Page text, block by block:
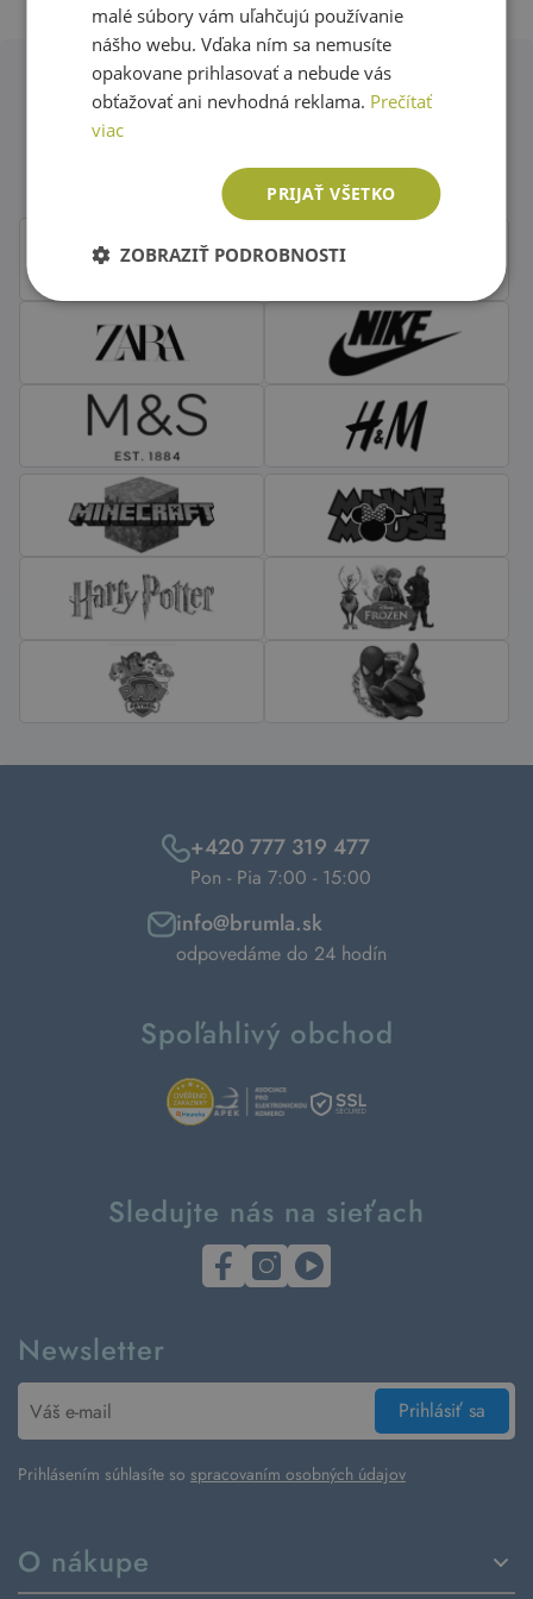
Obľúbené značky second hand
oblečenia
O nákupe
+420 777 319 477
Pon - Pia 7:00 - 15:00
info@brumla.sk
odpovedáme do 24 hodín
Spoľahlivý obchod
Sledujte nás na sieťach
Newsletter
Prihlásiť sa
Prihlásením súhlasíte so spracovaním osobných údajov
malé súbory vám uľahčujú používanie
nášho webu. Vďaka ním sa nemusíte
opakovane prihlasovať a nebude vás
obťažovať ani nevhodná reklama. Prečítať
viac
PRIJAŤ VŠETKO
ZOBRAZIŤ PODROBNOSTI